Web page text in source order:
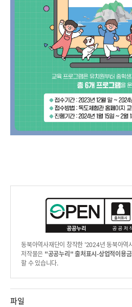
동북아역사재단이 창작한 '2024년 동북아
저작물은 "공공누리"출처표시-상업적이용
할 수 있습니다.
파일